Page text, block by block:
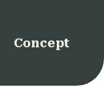
Concept